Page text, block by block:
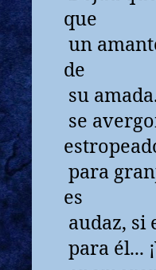
que
un
de
su
se
para
es
audaz, si
para él...